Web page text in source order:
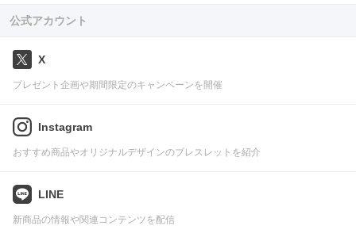
公式アカウント
X
プレゼント企画や期間限定のキャンペーンを開催
Instagram
おすすめ商品やオリジナルデザインのブレスレットを紹介
LINE
新商品の情報や関連コンテンツを配信